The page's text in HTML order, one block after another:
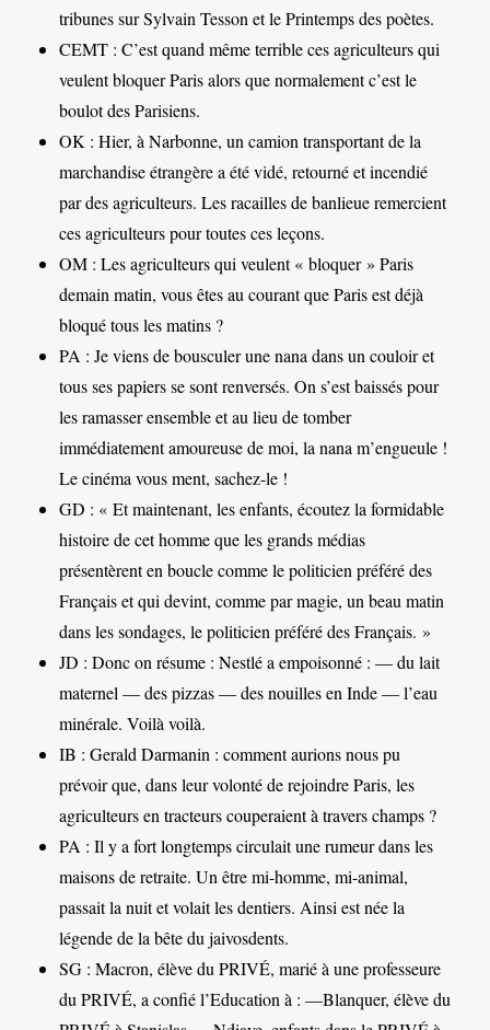
tribunes sur Sylvain Tesson et le Printemps des poètes.
CEMT : C’est quand même terrible ces agriculteurs qui
veulent bloquer Paris alors que normalement c’est le
boulot des Parisiens.
OK : Hier, à Narbonne, un camion transportant de la
marchandise étrangère a été vidé, retourné et incendié
par des agriculteurs. Les racailles de banlieue remercient
ces agriculteurs pour toutes ces leçons.
OM : Les agriculteurs qui veulent « bloquer » Paris
demain matin, vous êtes au courant que Paris est déjà
bloqué tous les matins ?
PA : Je viens de bousculer une nana dans un couloir et
tous ses papiers se sont renversés. On s’est baissés pour
les ramasser ensemble et au lieu de tomber
immédiatement amoureuse de moi, la nana m’engueule !
Le cinéma vous ment, sachez-le !
GD : « Et maintenant, les enfants, écoutez la formidable
histoire de cet homme que les grands médias
présentèrent en boucle comme le politicien préféré des
Français et qui devint, comme par magie, un beau matin
dans les sondages, le politicien préféré des Français. »
JD : Donc on résume : Nestlé a empoisonné : — du lait
maternel — des pizzas — des nouilles en Inde — l’eau
minérale. Voilà voilà.
IB : Gerald Darmanin : comment aurions nous pu
prévoir que, dans leur volonté de rejoindre Paris, les
agriculteurs en tracteurs couperaient à travers champs ?
PA : Il y a fort longtemps circulait une rumeur dans les
maisons de retraite. Un être mi-homme, mi-animal,
passait la nuit et volait les dentiers. Ainsi est née la
légende de la bête du jaivosdents.
SG : Macron, élève du PRIVÉ, marié à une professeure
du PRIVÉ, a confié l’Education à : —Blanquer, élève du